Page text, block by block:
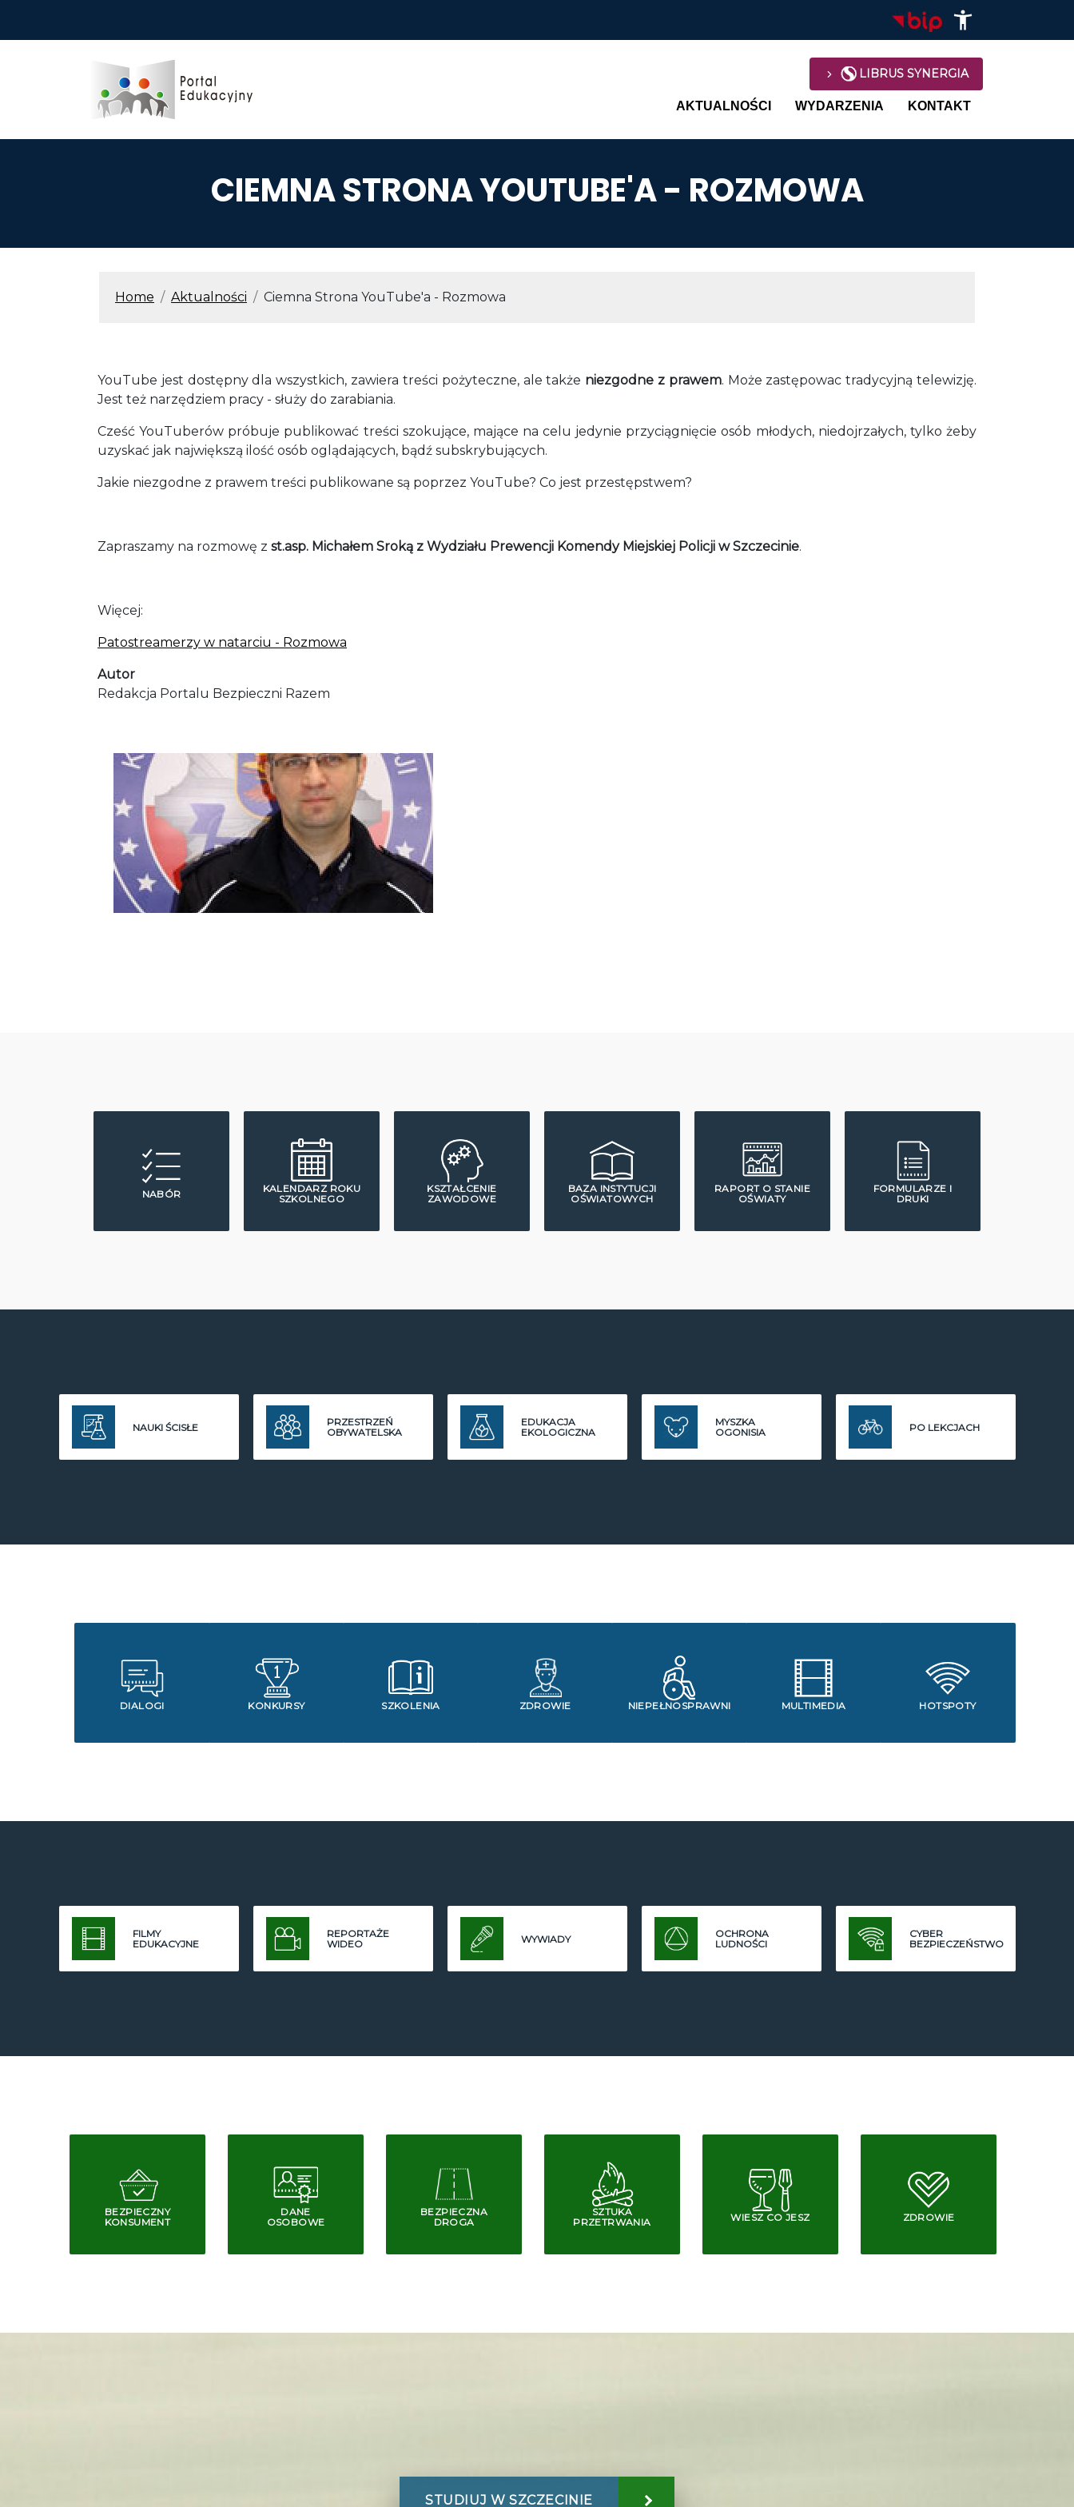
LIBRUS SYNERGIA
Main navigation
AKTUALNOŚCI WYDARZENIA KONTAKT
CIEMNA STRONA YOUTUBE'A - ROZMOWA
ŚCIEŻKA NAWIGACYJNA
Home Aktualności Ciemna Strona YouTube'a - Rozmowa
YouTube jest dostępny dla wszystkich, zawiera treści pożyteczne, ale także niezgodne z prawem. Może zastępowac tradycyjną telewizję.
Jest też narzędziem pracy - służy do zarabiania.
Cześć YouTuberów próbuje publikować treści szokujące, mające na celu jedynie przyciągnięcie osób młodych, niedojrzałych, tylko żeby
uzyskać jak największą ilość osób oglądających, bądź subskrybujących.
Jakie niezgodne z prawem treści publikowane są poprzez YouTube? Co jest przestępstwem?
Zapraszamy na rozmowę z st.asp. Michałem Sroką z Wydziału Prewencji Komendy Miejskiej Policji w Szczecinie.
Więcej:
Patostreamerzy w natarciu - Rozmowa
Autor
Redakcja Portalu Bezpieczni Razem
NABÓR
KALENDARZ ROKU
SZKOLNEGO
KSZTAŁCENIE
ZAWODOWE
BAZA INSTYTUCJI
OŚWIATOWYCH
RAPORT O STANIE
OŚWIATY
FORMULARZE I
DRUKI
NAUKI ŚCISŁE
PRZESTRZEŃ
OBYWATELSKA
EDUKACJA
EKOLOGICZNA
MYSZKA
OGONISIA
PO LEKCJACH
DIALOGI KONKURSY SZKOLENIA ZDROWIE NIEPEŁNOSPRAWNI MULTIMEDIA HOTSPOTY
FILMY
EDUKACYJNE
REPORTAŻE
WIDEO
WYWIADY
OCHRONA
LUDNOŚCI
CYBER
BEZPIECZEŃSTWO
BEZPIECZNY
KONSUMENT
DANE
OSOBOWE
BEZPIECZNA
DROGA
SZTUKA
PRZETRWANIA
WIESZ CO JESZ ZDROWIE
STUDIUJ W SZCZECINIE